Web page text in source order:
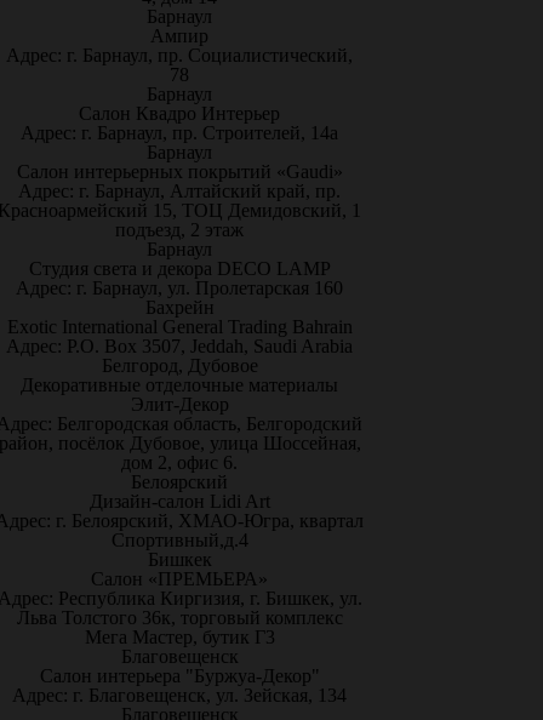
Барнаул
Ампир
Адрес: г. Барнаул, пр. Социалистический,
78
Барнаул
Салон Квадро Интерьер
Адрес: г. Барнаул, пр. Строителей, 14а
Барнаул
Салон интерьерных покрытий «Gaudi»
Адрес: г. Барнаул, Алтайский край, пр.
15, ТОЦ Демидовский, 1
подъезд, 2 этаж
Барнаул
Студия света и декора DECO LAMP
Адрес: г. Барнаул, ул. Пролетарская 160
Бахрейн
Exotic International General Trading Bahrain
Адрес: P.O. Box 3507, Jeddah, Saudi Arabia
Белгород, Дубовое
Декоративные отделочные материалы
Элит-Декор
Белгородская область, Белгородский
посёлок Дубовое, улица Шоссейная,
дом 2, офис 6.
Белоярский
Дизайн-салон Lidi Art
г. Белоярский, ХМАО-Югра, квартал
Спортивный,д.4
Бишкек
Салон «ПРЕМЬЕРА»
Республика Киргизия, г. Бишкек, ул.
Льва Толстого 36к, торговый комплекс
Мега Мастер, бутик Г3
Благовещенск
Салон интерьера "Буржуа-Декор"
Адрес: г. Благовещенск, ул. Зейская, 134
Благовещенск